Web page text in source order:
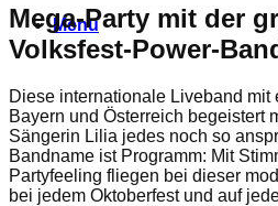
Menu
Mega-Party mit der
Volksfest-Power-
Diese internationale Liveband
Bayern und Österreich begeistert
Sängerin Lilia jedes noch so
Bandname ist Programm: Mit
Partyfeeling fliegen bei dieser
bei jedem Oktoberfest und auf